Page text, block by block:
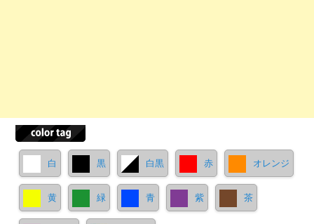
白 黒 白黒 赤 オレンジ
黄 緑 青 紫 茶